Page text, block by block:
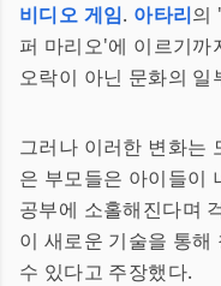
비디오 게임. 아타리의
퍼 마리오'에 이르기까
오락이 아닌 문화의
그러나 이러한 변화는
은 부모들은 아이들이
공부에 소홀해진다며
이 새로운 기술을 통
수 있다고 주장했다.